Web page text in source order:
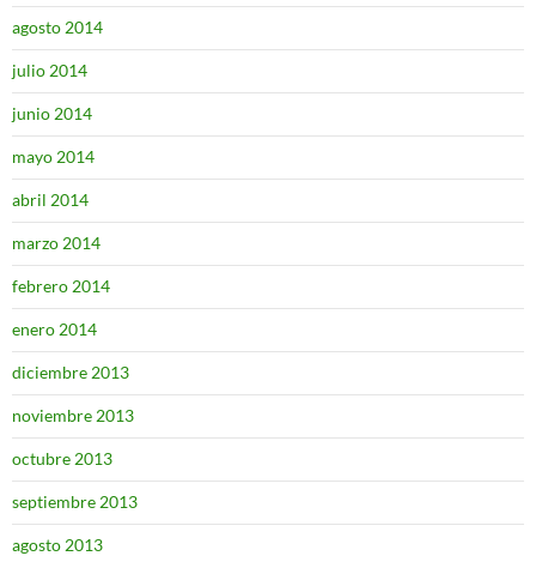
agosto 2014
julio 2014
junio 2014
mayo 2014
abril 2014
marzo 2014
febrero 2014
enero 2014
diciembre 2013
noviembre 2013
octubre 2013
septiembre 2013
agosto 2013